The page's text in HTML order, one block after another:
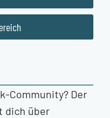
Community? Der
dich über